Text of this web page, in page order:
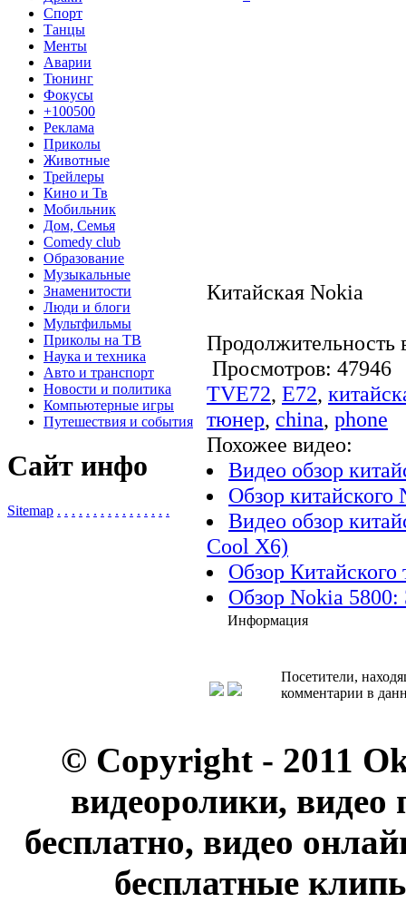
Спорт
Танцы
Менты
Аварии
Тюнинг
Фокусы
+100500
Реклама
Приколы
Животные
Трейлеры
Кино и Тв
Мобильник
Дом, Семья
Comedy club
Образование
Музыкальные
Знаменитости
Люди и блоги
Мультфильмы
Приколы на ТВ
Наука и техника
Авто и транспорт
Новости и политика
Компьютерные игры
Путешествия и события
Сайт инфо
Sitemap . . . . . . . . . . . . . . . .
Китайская Nokia
Продолжительность
Просмотров:
TVE72, E72,
тюнер, china, phone
Похожее видео:
Видео обзор
Обзор китайского
Видео обзор
Cool X6)
Обзор
Обзор Nokia 5800:
Информация
Посетители,
комментарии в
© Copyright - 2011
видеоролики, видео
бесплатно, видео
бесплатные